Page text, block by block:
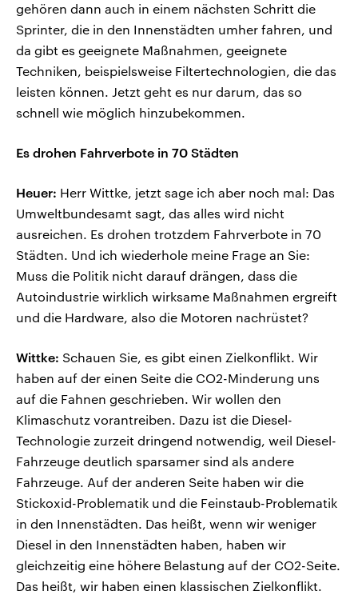
gehören dann auch in einem nächsten Schritt die
Sprinter, die in den Innenstädten umher fahren, und
da gibt es geeignete Maßnahmen, geeignete
Techniken, beispielsweise Filtertechnologien, die das
leisten können. Jetzt geht es nur darum, das so
schnell wie möglich hinzubekommen.
Es drohen Fahrverbote in 70 Städten
Heuer: Herr Wittke, jetzt sage ich aber noch mal: Das
Umweltbundesamt sagt, das alles wird nicht
ausreichen. Es drohen trotzdem Fahrverbote in 70
Städten. Und ich wiederhole meine Frage an Sie:
Muss die Politik nicht darauf drängen, dass die
Autoindustrie wirklich wirksame Maßnahmen ergreift
und die Hardware, also die Motoren nachrüstet?
Wittke: Schauen Sie, es gibt einen Zielkonflikt. Wir
haben auf der einen Seite die CO2-Minderung uns
auf die Fahnen geschrieben. Wir wollen den
Klimaschutz vorantreiben. Dazu ist die Diesel-
Technologie zurzeit dringend notwendig, weil Diesel-
Fahrzeuge deutlich sparsamer sind als andere
Fahrzeuge. Auf der anderen Seite haben wir die
Stickoxid-Problematik und die Feinstaub-Problematik
in den Innenstädten. Das heißt, wenn wir weniger
Diesel in den Innenstädten haben, haben wir
gleichzeitig eine höhere Belastung auf der CO2-Seite.
Das heißt, wir haben einen klassischen Zielkonflikt.